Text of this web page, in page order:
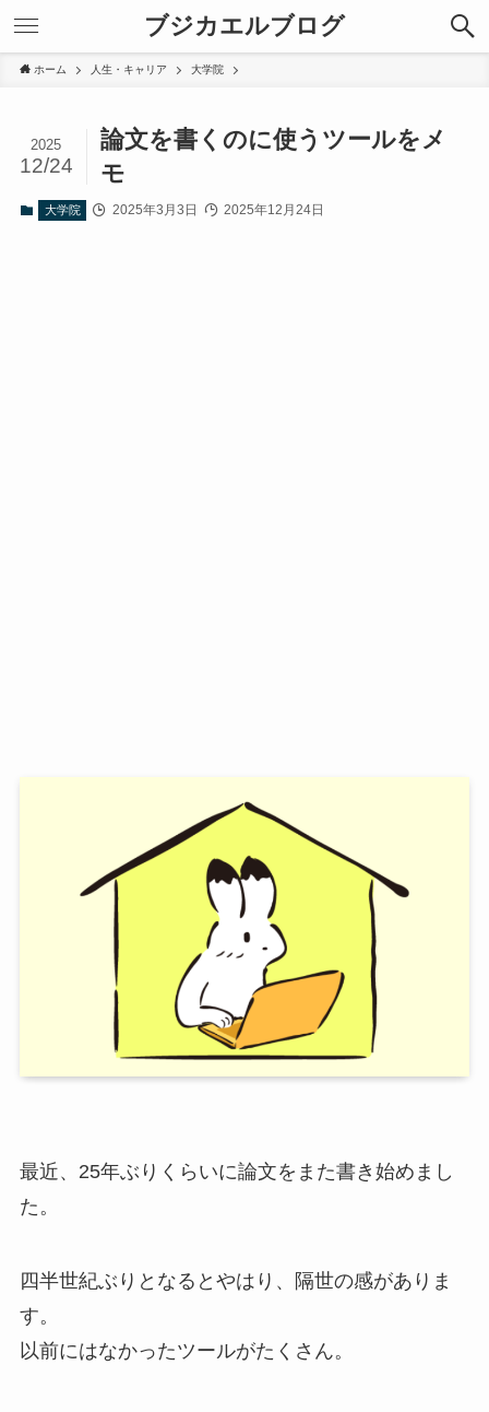
ブジカエルブログ
ホーム 人生・キャリア 大学院
論文を書くのに使うツールをメ
モ
2025
12/24
大学院 2025年3月3日 2025年12月24日
最近、25年ぶりくらいに論文をまた書き始めまし
た。
四半世紀ぶりとなるとやはり、隔世の感がありま
す。
以前にはなかったツールがたくさん。